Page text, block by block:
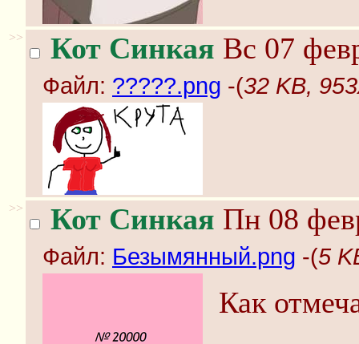
>> Кот Синкая Вс 07
Файл: ?????.png -(32 KB,
>> Кот Синкая Пн 08
Файл: Безымянный.png -(5
Как